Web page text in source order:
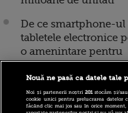
De ce smartphone-ul
tabletele electronice
o amenintare pentru
companii
Manualele scolare
inlocuite cu tablete in
Nouă ne pasă ca datele tale
Noi și partenerii noștri201stocăm și/
cookie unici pentru prelucrarea datelor
făcând clic mai jos sau în orice